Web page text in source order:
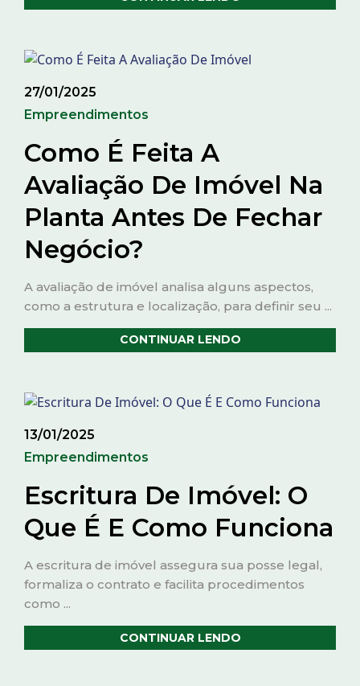
27/01/2025
Empreendimentos
Como É Feita A
Avaliação De Imóvel Na
Planta Antes De Fechar
Negócio?
A avaliação de imóvel analisa alguns aspectos,
como a estrutura e localização, para definir seu ...
CONTINUAR LENDO
13/01/2025
Empreendimentos
Escritura De Imóvel: O
Que É E Como Funciona
A escritura de imóvel assegura sua posse legal,
formaliza o contrato e facilita procedimentos
como ...
CONTINUAR LENDO